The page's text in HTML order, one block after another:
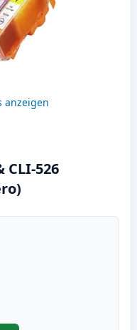
anzeigen
CLI-526